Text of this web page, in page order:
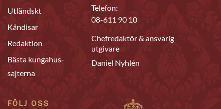
Utländskt
Kändisar
Redaktion
Bästa kungahus-
sajterna
Telefon:
08-611 90 10
Chefredaktör & ansvarig
utgivare
Daniel Nyhlén
FÖLJ OSS